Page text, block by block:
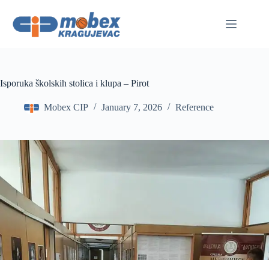
content
Isporuka školskih stolica i klupa – Pirot
Mobex CIP January 7, 2026 Reference